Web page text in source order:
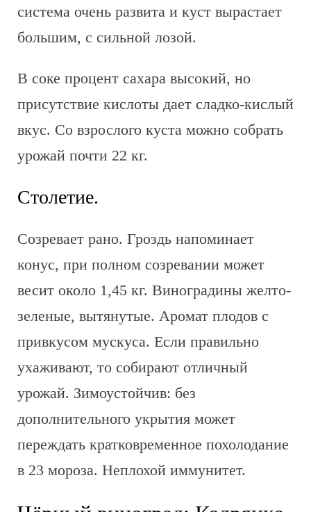
система очень развита и куст вырастает
большим, с сильной лозой.
В соке процент сахара высокий, но
присутствие кислоты дает сладко-кислый
вкус. Со взрослого куста можно собрать
урожай почти 22 кг.
Столетие.
Созревает рано. Гроздь напоминает
конус, при полном созревании может
весит около 1,45 кг. Виноградины желто-
зеленые, вытянутые. Аромат плодов с
привкусом мускуса. Если правильно
ухаживают, то собирают отличный
урожай. Зимоустойчив: без
дополнительного укрытия может
переждать кратковременное похолодание
в 23 мороза. Неплохой иммунитет.